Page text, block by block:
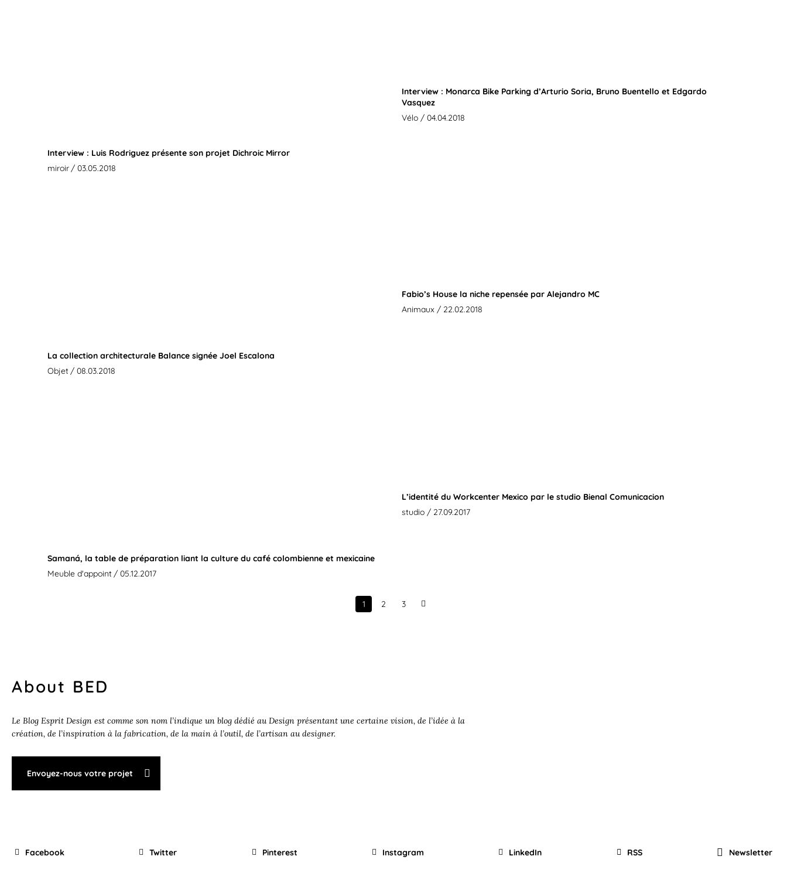
Interview : Luis Rodriguez présente son projet Dichroic Mirror
miroir / 03.05.2018
Interview : Monarca Bike Parking d’Arturio Soria, Bruno Buentello et Edgardo
Vasquez
Vélo / 04.04.2018
La collection architecturale Balance signée Joel Escalona
Objet / 08.03.2018
Fabio’s House la niche repensée par Alejandro MC
Animaux / 22.02.2018
Samaná, la table de préparation liant la culture du café colombienne et mexicaine
Meuble d'appoint / 05.12.2017
L’identité du Workcenter Mexico par le studio Bienal Comunicacion
studio / 27.09.2017
1 2 3 Next
About BED
Le Blog Esprit Design est comme son nom l’indique un blog dédié au Design présentant une certaine vision, de l’idée à la
création, de l’inspiration à la fabrication, de la main à l’outil, de l’artisan au designer.
Envoyez-nous votre projet
Facebook Twitter Pinterest Instagram LinkedIn RSS Newsletter